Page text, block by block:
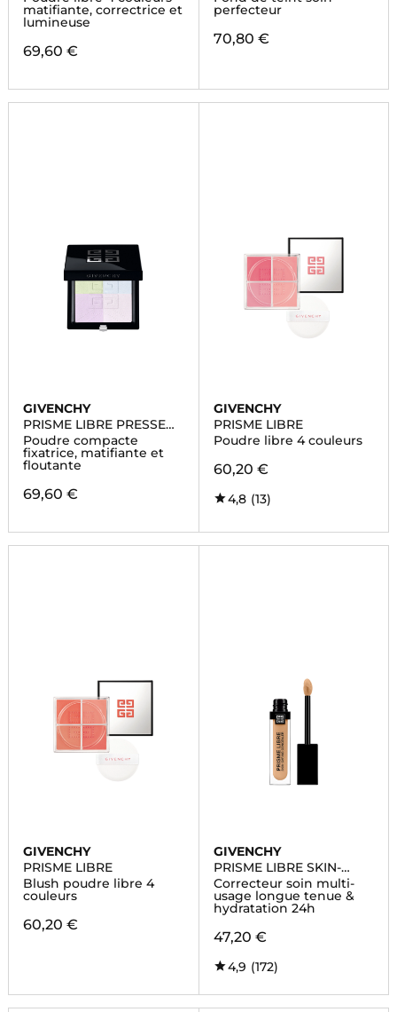
matifiante, correctrice et
lumineuse
69,60 €
perfecteur
70,80 €
GIVENCHY
PRISME LIBRE PRESSED
POWDER
Poudre compacte
fixatrice, matifiante et
floutante
69,60 €
GIVENCHY
PRISME LIBRE
Poudre libre 4 couleurs
60,20 €
4,8 (13)
GIVENCHY
PRISME LIBRE
Blush poudre libre 4
couleurs
60,20 €
GIVENCHY
PRISME LIBRE SKIN-
CARING CONCEALER
Correcteur soin multi-
usage longue tenue &
hydratation 24h
47,20 €
4,9 (172)